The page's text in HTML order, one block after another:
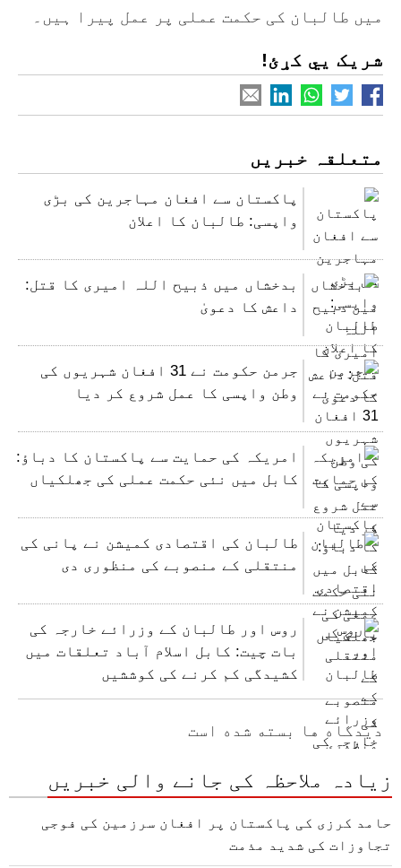
میں طالبان کی حکمت عملی پر عمل پیرا ہیں۔
شریک یي کړئ!
متعلقہ خبریں
پاکستان سے افغان مہاجرین کی بڑی
واپسی: طالبان کا اعلان
بدخشاں میں ذبیح اللہ امیری کا قتل:
داعش کا دعویٰ
جرمن حکومت نے 31 افغان شہریوں کی
وطن واپسی کا عمل شروع کر دیا
امریکہ کی حمایت سے پاکستان کا دباؤ:
کابل میں نئی حکمت عملی کی جھلکیاں
طالبان کی اقتصادی کمیشن نے پانی کی
منتقلی کے منصوبے کی منظوری دی
روس اور طالبان کے وزرائے خارجہ کی
بات چیت: کابل اسلام آباد تعلقات میں
کشیدگی کم کرنے کی کوششیں
دیدگاه ها بسته شده است
زیادہ ملاحظہ کی جانے والی خبریں
حامد کرزی کی پاکستان پر افغان سرزمین کی فوجی
تجاوزات کی شدید مذمت